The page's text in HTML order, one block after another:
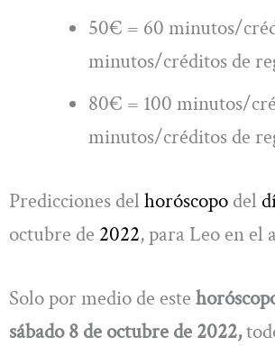
50€ = 60 minutos/
minutos/créditos de
80€ = 100 minutos/
minutos/créditos de
Predicciones del horóscopo del
octubre de 2022, para Leo en el
Solo por medio de este
sábado 8 de octubre de 2022,